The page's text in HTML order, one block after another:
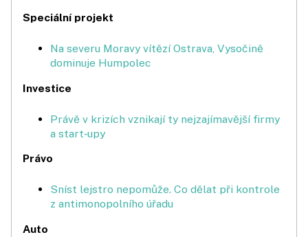
Speciální projekt
Na severu Moravy vítězí Ostrava, Vysočině
dominuje Humpolec
Investice
Právě v krizích vznikají ty nejzajímavější firmy
a start‑upy
Právo
Sníst lejstro nepomůže. Co dělat při kontrole
z antimonopolního úřadu
Auto